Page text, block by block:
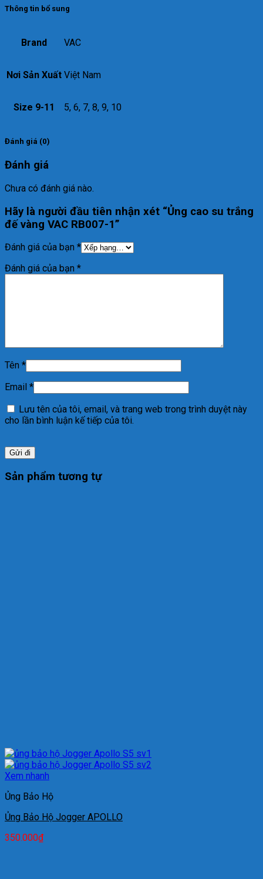
Thông tin bổ sung
Brand VAC
Nơi Sản Xuất Việt Nam
Size 9-11 5, 6, 7, 8, 9, 10
Đánh giá (0)
Đánh giá
Chưa có đánh giá nào.
Hãy là người đầu tiên nhận xét “Ủng cao su trắng
đế vàng VAC RB007-1”
Đánh giá của bạn *
Đánh giá của bạn *
Tên *
Email *
Lưu tên của tôi, email, và trang web trong trình duyệt này
cho lần bình luận kế tiếp của tôi.
Sản phẩm tương tự
Xem nhanh
Ủng Bảo Hộ
Ủng Bảo Hộ Jogger APOLLO
350.000₫